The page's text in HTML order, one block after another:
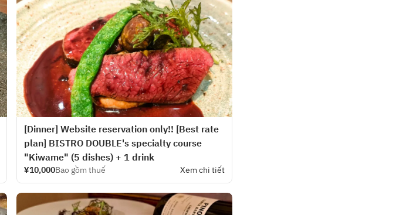
[Dinner] Website reservation only!! [Best rate
plan] BISTRO DOUBLE's specialty course
"Kiwame" (5 dishes) + 1 drink
¥10,000Bao gồm thuế Xem chi tiết